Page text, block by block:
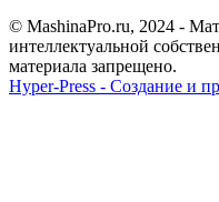
© MashinaPro.ru, 2024 -
интеллектуальной
материала запрещено.
Hyper-Press - Создание и